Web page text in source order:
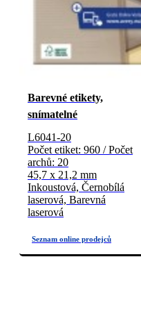
Barevné etikety,
snímatelné
L6041-20
Počet etiket: 960 / Počet
archů: 20
45,7 x 21,2 mm
Inkoustová, Černobílá
laserová, Barevná
laserová